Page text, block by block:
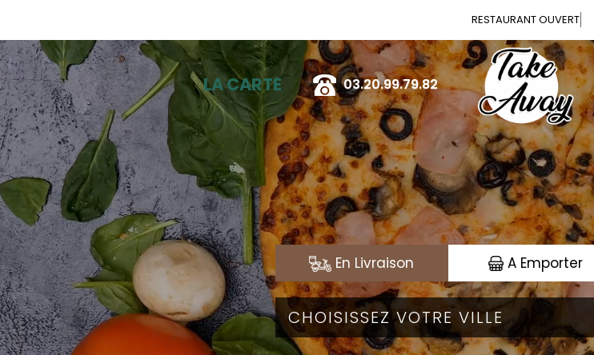
Vous pouvez comman
LA CARTE 03.20.99.79.82
En Livraison A Emporter